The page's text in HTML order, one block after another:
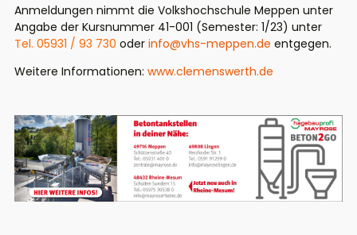
Anmeldungen nimmt die Volkshochschule Meppen unter
Angabe der Kursnummer 41-001 (Semester: 1/23) unter
Tel. 05931 / 93 730 oder info@vhs-meppen.de entgegen.
Weitere Informationen: www.clemenswerth.de